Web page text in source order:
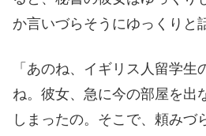
か言いづらそうにゆっくりと
「あのね、イギリス人留学生
ね。彼女、急に今の部屋を出
しまったの。そこで、頼みづ